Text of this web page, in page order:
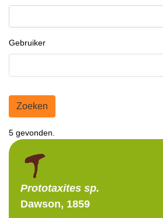
Gebruiker
Zoeken
5 gevonden.
Prototaxites sp.
Dawson, 1859